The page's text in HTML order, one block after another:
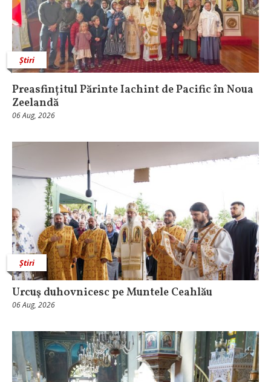
Știri
Preasfințitul Părinte Iachint de Pacific în Noua
Zeelandă
06 Aug, 2026
Știri
Urcuş duhovnicesc pe Muntele Ceahlău
06 Aug, 2026